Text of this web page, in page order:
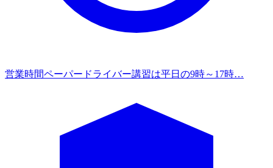
営業時間ペーパードライバー講習は平日の9時～17時…